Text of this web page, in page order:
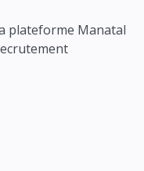
plateforme Manatal